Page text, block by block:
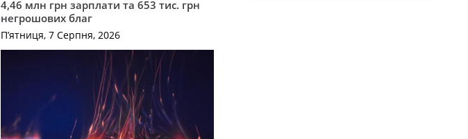
4,46 млн грн зарплати та 653 тис. грн
негрошових благ
П’ятниця, 7 Серпня, 2026